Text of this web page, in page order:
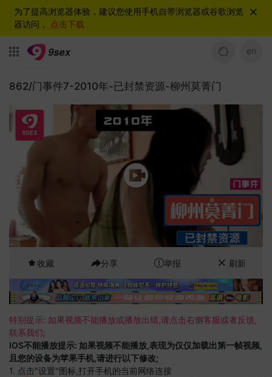
为了提高浏览器体验，建议您使用手机自带浏览器或谷歌浏览
器访问， 点击下载
en
862/门事件7-2010年-已封禁资源-柳州莫菁门
收藏 分享 举报 刷新
特别提示: 如果视频不能播放或播放出错,请点击右侧客服或者反馈,
联系我们;
IOS不能播放提示: 如果视频不能播放,表现为仅仅加载出第一帧视频,
且您的设备为苹果手机,请进行以下修改;
1. 点击"设置"图标,打开手机的当前网络连接